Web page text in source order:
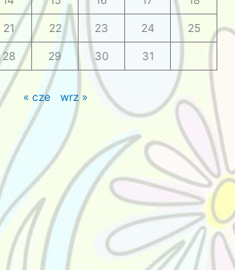
21 22 23 24 25
28 29 30 31
« cze wrz »